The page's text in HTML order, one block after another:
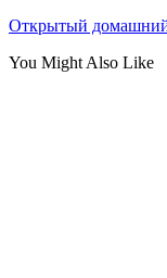
Открытый
You Might Also Like